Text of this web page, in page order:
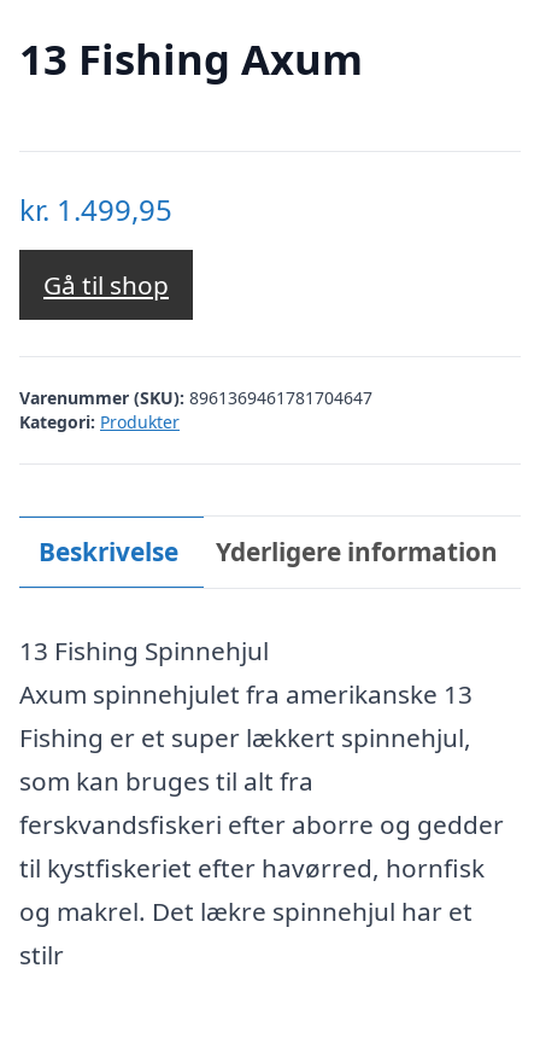
13 Fishing Axum
kr. 1.499,95
Gå til shop
Varenummer (SKU): 8961369461781704647
Kategori: Produkter
Beskrivelse Yderligere information
13 Fishing Spinnehjul
Axum spinnehjulet fra amerikanske 13
Fishing er et super lækkert spinnehjul,
som kan bruges til alt fra
ferskvandsfiskeri efter aborre og gedder
til kystfiskeriet efter havørred, hornfisk
og makrel. Det lækre spinnehjul har et
stilr